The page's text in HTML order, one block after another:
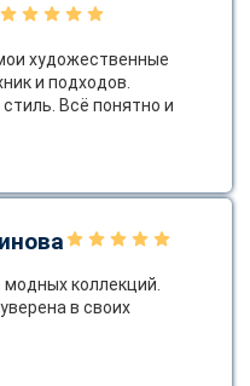
художественные
и подходов.
Всё понятно и
коллекций.
в своих
EMail